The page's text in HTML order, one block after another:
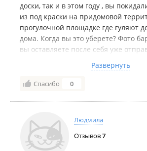
доски, так и в этом году , вы
из под краски на придомовой
прогулочной площадке где гуляют
дома. Когда вы это уберете? Фото
вы оставляете после себя уже
время вы не уберете за собой все ,
отправлены по Госуслугам в Москву
Развернуть
Спасибо 0
Людмила
Отзывов7